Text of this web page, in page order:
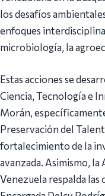
los desafíos
enfoques
microbiología, la
Estas acciones se
Ciencia, Tecnología e
Morán,
Preservación del
fortalecimiento de la
avanzada. Asimismo, la
Venezuela respalda